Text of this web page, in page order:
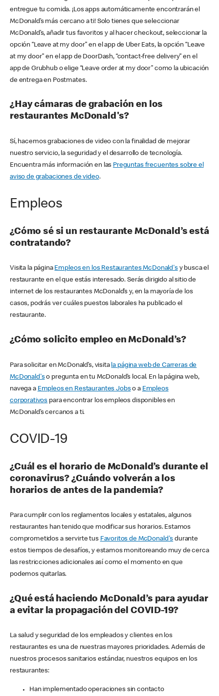
entregue tu comida. ¡Los apps automáticamente encontrarán el
McDonald’s más cercano a ti! Solo tienes que seleccionar
McDonald’s, añadir tus favoritos y al hacer checkout, seleccionar la
opción “Leave at my door” en el app de Uber Eats, la opción “Leave
at my door” en el app de DoorDash, “contact-free delivery” en el
app de Grubhub o elige “Leave order at my door” como la ubicación
de entrega en Postmates.
¿Hay cámaras de grabación en los
restaurantes McDonald's?
Sí, hacemos grabaciones de video con la finalidad de mejorar
nuestro servicio, la seguridad y el desarrollo de tecnología.
Encuentra más información en las Preguntas frecuentes sobre el
aviso de grabaciones de video.
Empleos
¿Cómo sé si un restaurante McDonald’s está
contratando?
Visita la página Empleos en los Restaurantes McDonald'sy busca el
restaurante en el que estás interesado. Serás dirigido al sitio de
internet de los restaurantes McDonald’s y, en la mayoría de los
casos, podrás ver cuáles puestos laborales ha publicado el
restaurante.
¿Cómo solicito empleo en McDonald’s?
Para solicitar en McDonald’s, visita la página web de Carreras de
McDonald'so pregunta en tu McDonald’s local. En la página web,
navega a Empleos en Restaurantes Jobso a Empleos
corporativos para encontrar los empleos disponibles en
McDonald’s cercanos a ti.
COVID-19
¿Cuál es el horario de McDonald’s durante el
coronavirus? ¿Cuándo volverán a los
horarios de antes de la pandemia?
Para cumplir con los reglamentos locales y estatales, algunos
restaurantes han tenido que modificar sus horarios. Estamos
comprometidos a servirte tus Favoritos de McDonald's durante
estos tiempos de desafíos, y estamos monitoreando muy de cerca
las restricciones adicionales así como el momento en que
podemos quitarlas.
¿Qué está haciendo McDonald’s para ayudar
a evitar la propagación del COVID-19?
La salud y seguridad de los empleados y clientes en los
restaurantes es una de nuestras mayores prioridades. Además de
nuestros procesos sanitarios estándar, nuestros equipos en los
restaurantes:
Han implementado operaciones sin contacto